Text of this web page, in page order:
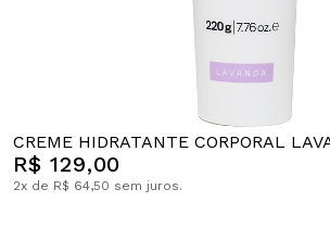
CREME HIDRATANTE CORPORAL
R$ 129,00
2x de R$ 64,50 sem juros.